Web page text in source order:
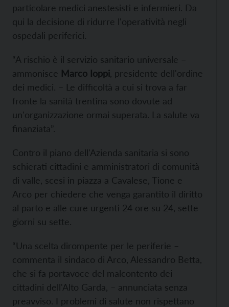
particolare medici anestesisti e infermieri. Da
qui la decisione di ridurre l'operatività negli
ospedali periferici.
“A rischio è il servizio sanitario universale –
ammonisce Marco Ioppi , presidente dell'ordine
dei medici. – Le difficoltà a cui si trova a far
fronte la sanità trentina sono dovute ad
un'organizzazione ormai superata. La salute va
finanziata”.
Contro il piano dell'Azienda sanitaria si sono
schierati cittadini e amministratori di comunità
di valle, scesi in piazza a Cavalese, Tione e
Arco per chiedere che venga garantito il diritto
al parto e alle cure urgenti 24 ore su 24, sette
giorni su sette.
“Una scelta dirompente per le periferie –
commenta il sindaco di Arco, Alessandro Betta,
che si fa portavoce del malcontento dei
cittadini dell'Alto Garda, – annunciata senza
preavviso. I problemi di salute non rispettano